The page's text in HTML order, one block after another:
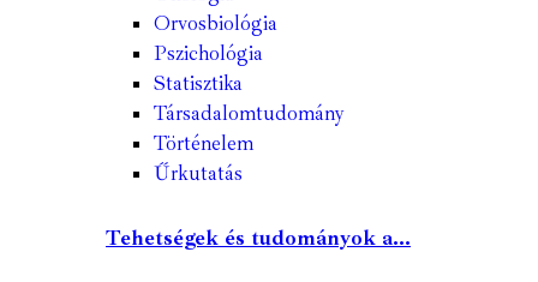
Orvosbiológia
Pszichológia
Statisztika
Társadalomtudomány
Történelem
Űrkutatás
Tehetségek és tudományok a...